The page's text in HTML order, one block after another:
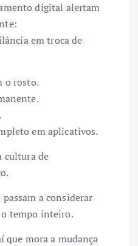
digital alertam
em troca de
o rosto.
em aplicativos.
cultura de
passam a considerar
o tempo inteiro.
que mora a mudança